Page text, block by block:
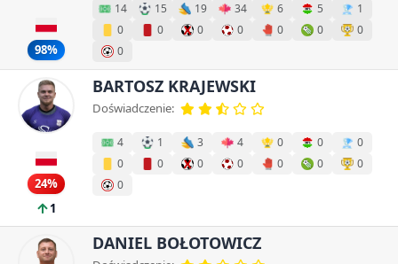
98%
14 15 19 34 6 5
1
0
0 0 0 0 0
0
0
24%
1
BARTOSZ KRAJEWSKI
Doświadczenie:
4 1 3 4 0 0
0
0
0 0 0 0 0
0
0
DANIEL BOŁOTOWICZ